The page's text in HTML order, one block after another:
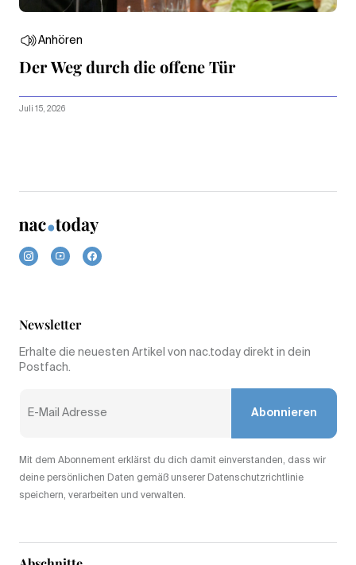
Anhören
Der Weg durch die offene Tür
Juli 15, 2026
Newsletter
Erhalte die neuesten Artikel von nac.today direkt in dein
Postfach.
Abonnieren
Mit dem Abonnement erklärst du dich damit einverstanden, dass wir
deine persönlichen Daten gemäß unserer Datenschutzrichtlinie
speichern, verarbeiten und verwalten.